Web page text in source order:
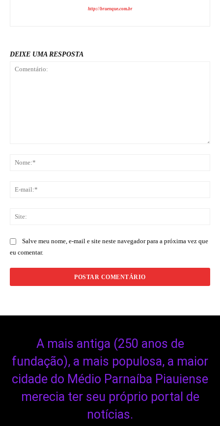
http://bruenque.com.br
DEIXE UMA RESPOSTA
Salve meu nome, e-mail e site neste navegador para a próxima vez que
eu comentar.
A mais antiga (250 anos de
fundação), a mais populosa, a maior
cidade do Médio Parnaíba Piauiense
merecia ter seu próprio portal de
notícias.